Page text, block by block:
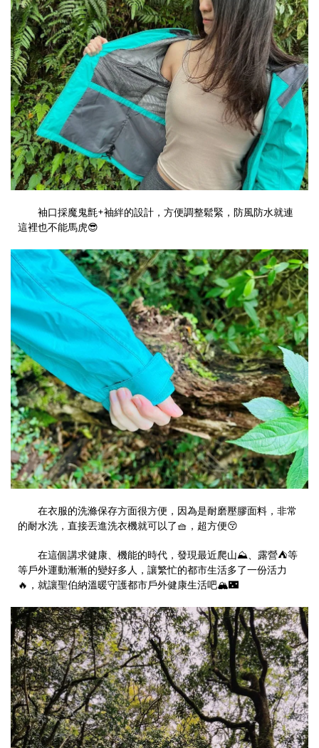
袖口採魔鬼氈+袖絆的設計，方便調整鬆緊，防風防水就連
這裡也不能馬虎😎
在衣服的洗滌保存方面很方便，因為是耐磨壓膠面料，非常
的耐水洗，直接丟進洗衣機就可以了🧺，超方便😚
在這個講求健康、機能的時代，發現最近爬山⛰️、露營⛺️等
等戶外運動漸漸的變好多人，讓繁忙的都市生活多了一份活力
🔥，就讓聖伯納溫暖守護都市戶外健康生活吧🏔🌃